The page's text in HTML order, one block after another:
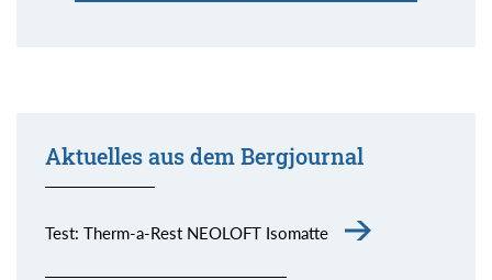
Aktuelles aus dem Bergjournal
Test: Therm-a-Rest NEOLOFT Isomatte